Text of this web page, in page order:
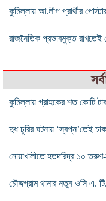
কুমিল্লায় আ.লীগ প্রার্থীর
রাজনৈতিক প্রভাবমুক্ত রাখতেই
কুমিল্লায় গ্রাহকের শত কোটি
দুধ চুরির ঘটনায় ‘স্বপ্ন’তেই
নোয়াখালীতে হতদরিদ্র ১০
চৌদ্দগ্রাম থানার নতুন ওসি এ.